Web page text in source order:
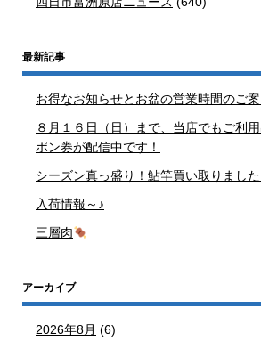
最新記事
お得なお知らせとお盆の営業時間のご案
８月１６日（日）まで、当店でもご利
ポン券が配信中です！
シーズン真っ盛り！鮎竿買い取りました
入荷情報～♪
三層肉
アーカイブ
2026年8月 (6)